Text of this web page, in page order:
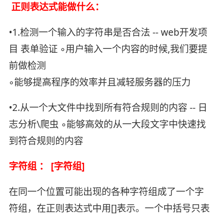
​ 正则表达式能做什么：
•1.检测一个输入的字符串是否合法 -- web开发项
目 表单验证 ◦用户输入一个内容的时候,我们要提
前做检测
◦能够提高程序的效率并且减轻服务器的压力
•2.从一个大文件中找到所有符合规则的内容 -- 日
志分析\爬虫 ◦能够高效的从一大段文字中快速找
到符合规则的内容
字符组 ： [字符组]
在同一个位置可能出现的各种字符组成了一个字
符组，在正则表达式中用[]表示。一个中括号只表